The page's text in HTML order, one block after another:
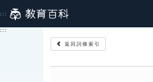
到
主
:::
:::
返回詞條索引